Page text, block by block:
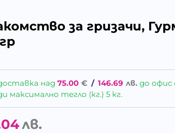
за гризачи,
над75.00 € / 146.69 лв. до офис
максимално тегло (кг.) 5 кг.
лв.